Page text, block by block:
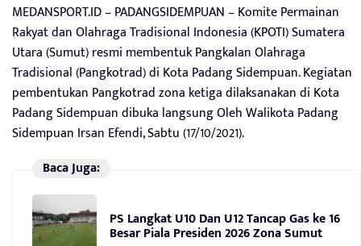
MEDANSPORT.ID – PADANGSIDEMPUAN – Komite Permainan
Rakyat dan Olahraga Tradisional Indonesia (KPOTI) Sumatera
Utara (Sumut) resmi membentuk Pangkalan Olahraga
Tradisional (Pangkotrad) di Kota Padang Sidempuan. Kegiatan
pembentukan Pangkotrad zona ketiga dilaksanakan di Kota
Padang Sidempuan dibuka langsung Oleh Walikota Padang
Sidempuan Irsan Efendi, Sabtu (17/10/2021).
Baca Juga:
PS Langkat U10 Dan U12 Tancap Gas ke 16
Besar Piala Presiden 2026 Zona Sumut